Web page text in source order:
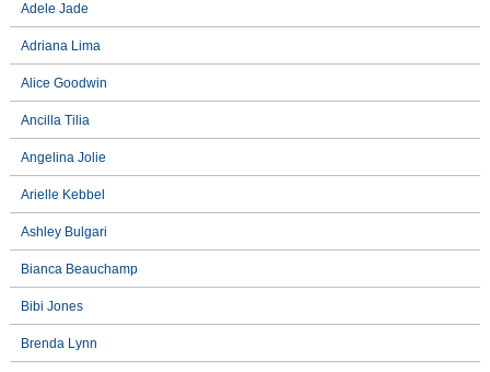
Adele Jade
Adriana Lima
Alice Goodwin
Ancilla Tilia
Angelina Jolie
Arielle Kebbel
Ashley Bulgari
Bianca Beauchamp
Bibi Jones
Brenda Lynn